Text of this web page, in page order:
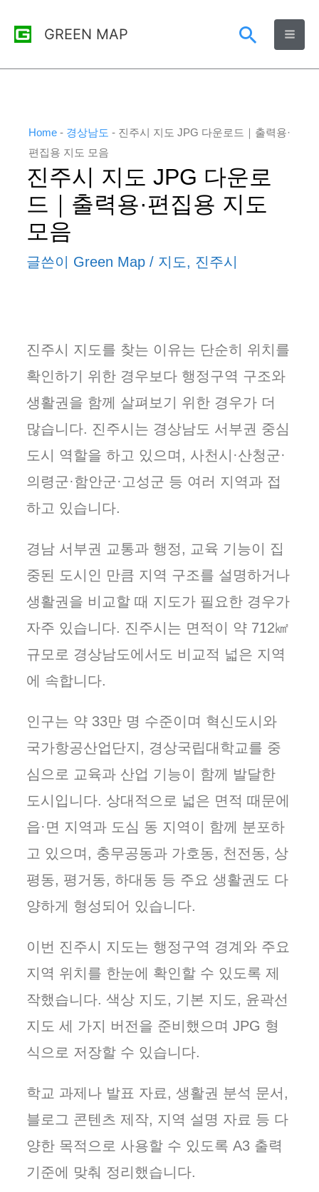
GREEN MAP
검
색
Home - 경상남도 - 진주시 지도 JPG 다운로드｜출력용·
편집용 지도 모음
진주시 지도 JPG 다운로
드｜출력용·편집용 지도
모음
글쓴이 Green Map / 지도, 진주시
진주시 지도를 찾는 이유는 단순히 위치를
확인하기 위한 경우보다 행정구역 구조와
생활권을 함께 살펴보기 위한 경우가 더
많습니다. 진주시는 경상남도 서부권 중심
도시 역할을 하고 있으며, 사천시·산청군·
의령군·함안군·고성군 등 여러 지역과 접
하고 있습니다.
경남 서부권 교통과 행정, 교육 기능이 집
중된 도시인 만큼 지역 구조를 설명하거나
생활권을 비교할 때 지도가 필요한 경우가
자주 있습니다. 진주시는 면적이 약 712㎢
규모로 경상남도에서도 비교적 넓은 지역
에 속합니다.
인구는 약 33만 명 수준이며 혁신도시와
국가항공산업단지, 경상국립대학교를 중
심으로 교육과 산업 기능이 함께 발달한
도시입니다. 상대적으로 넓은 면적 때문에
읍·면 지역과 도심 동 지역이 함께 분포하
고 있으며, 충무공동과 가호동, 천전동, 상
평동, 평거동, 하대동 등 주요 생활권도 다
양하게 형성되어 있습니다.
이번 진주시 지도는 행정구역 경계와 주요
지역 위치를 한눈에 확인할 수 있도록 제
작했습니다. 색상 지도, 기본 지도, 윤곽선
지도 세 가지 버전을 준비했으며 JPG 형
식으로 저장할 수 있습니다.
학교 과제나 발표 자료, 생활권 분석 문서,
블로그 콘텐츠 제작, 지역 설명 자료 등 다
양한 목적으로 사용할 수 있도록 A3 출력
기준에 맞춰 정리했습니다.